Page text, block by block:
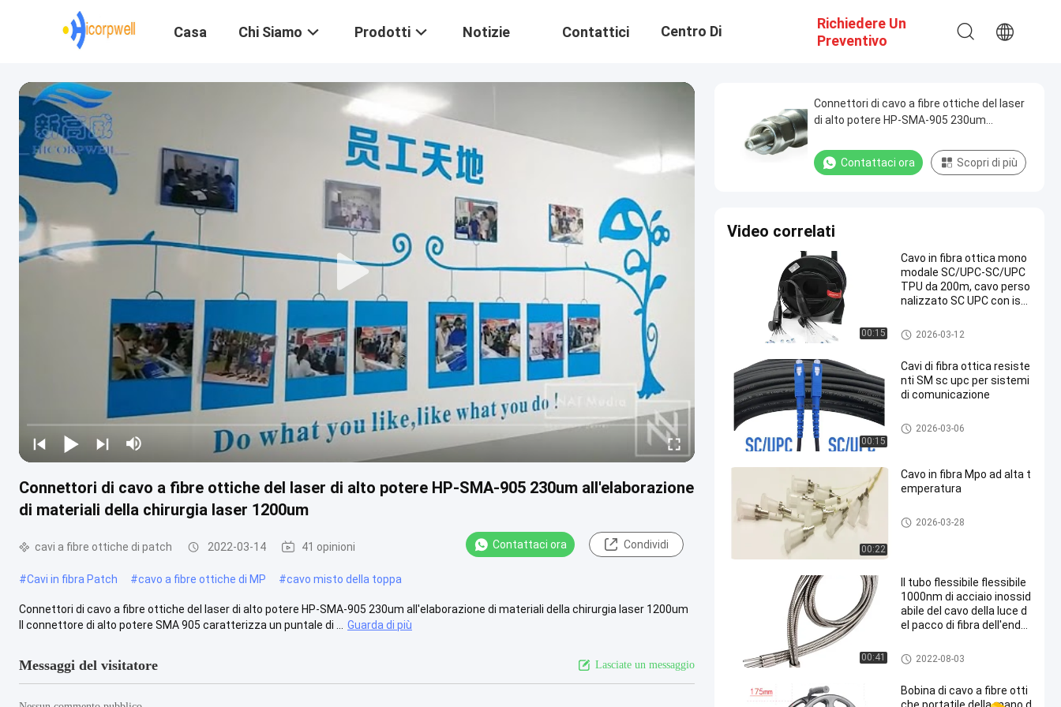
Casa Chi Siamo Prodotti Notizie Contattici Centro Di
Formazione
Richiedere Un
Preventivo
Connettori di cavo a fibre ottiche del laser di alto potere HP-SMA-905 230um all'elaborazione
di materiali della chirurgia laser 1200um
cavi a fibre ottiche di patch 2022-03-14 41 opinioni Contattaci ora Condividi
#Cavi in fibra Patch #cavo a fibre ottiche di MP #cavo misto della toppa
Connettori di cavo a fibre ottiche del laser di alto potere HP-SMA-905 230um all'elaborazione di materiali della chirurgia laser 1200um
Il connettore di alto potere SMA 905 caratterizza un puntale di ...
Guarda di più
Messaggi del visitatore Lasciate un messaggio
Connettori di cavo a fibre ottiche del laser
di alto potere HP-SMA-905 230um
laser 1200um
Contattaci ora Scopri di più
Video correlati
00:15
Cavo in fibra ottica mono
modale SC/UPC-SC/UPC
TPU da 200m, cavo perso
nalizzato SC UPC con isol
cavi a fibre ottiche di patch
2026-03-12
00:15
Cavi di fibra ottica resiste
nti SM sc upc per sistemi
di comunicazione
cavi a fibre ottiche di patch
2026-03-06
00:22
Cavo in fibra Mpo ad alta t
emperatura
cavi a fibre ottiche di patch
2026-03-28
00:41
Il tubo flessibile flessibile
1000nm di acciaio inossid
abile del cavo della luce d
el pacco di fibra dell'endo
la guida di luce a fibra otti
ca nuda di vetro
Fibra ottica nuda
2022-08-03
Bobina di cavo a fibre otti